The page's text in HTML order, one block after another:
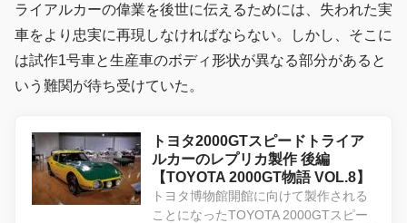
ライアルカーの偉業を後世に伝えるためには、失われた実
車をより忠実に再現しなければならない。しかし、そこに
は試作1号車と生産車のボディ形状が異なる部分があると
いう難関が待ち受けていた。
トヨタ2000GTスピードトライア
ルカーのレプリカ製作 後編
【TOYOTA 2000GT物語 VOL.8】
トヨタ博物館開館に向けて製作される
ことになったTOYOTA 2000GTスピー